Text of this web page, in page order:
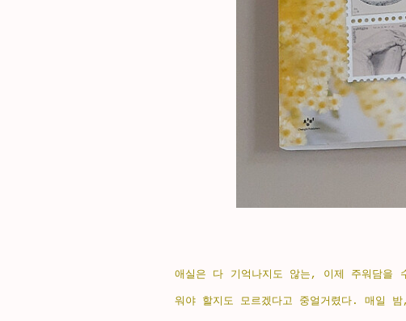
애실은 다 기억나지도 않는, 이제 주워담을
워야 할지도 모르겠다고 중얼거렸다. 매일